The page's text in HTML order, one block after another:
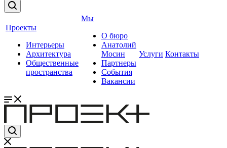
Проекты
Интерьеры
Архитектура
Общественные
пространства
Мы
О бюро
Анатолий
Мосин
Партнеры
События
Вакансии
Услуги Контакты